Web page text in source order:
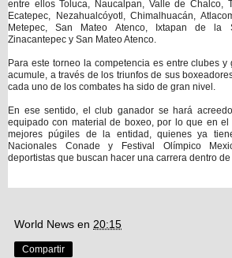
entre ellos Toluca, Naucalpan, Valle de Chalco,
Ecatepec, Nezahualcóyotl, Chimalhuacán,
Metepec, San Mateo Atenco, Ixtapan de la
Zinacantepec y San Mateo Atenco.
Para este torneo la competencia es entre clubes
acumule, a través de los triunfos de sus
cada uno de los combates ha sido de gran nivel.
En ese sentido, el club ganador se hará
equipado con material de boxeo, por lo que en
mejores púgiles de la entidad, quienes ya
Nacionales Conade y Festival Olímpico
deportistas que buscan hacer una carrera dentro
World News en 20:15
Compartir